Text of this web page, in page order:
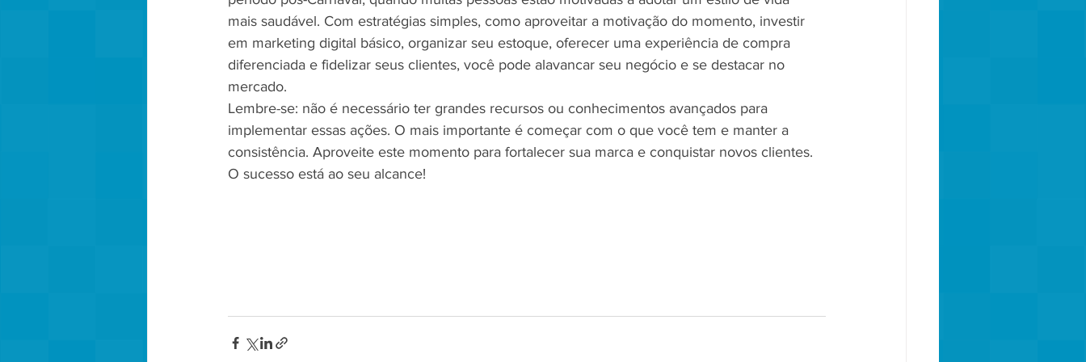
mais saudável. Com estratégias simples, como aproveitar a motivação do momento, investir
em marketing digital básico, organizar seu estoque, oferecer uma experiência de compra
diferenciada e fidelizar seus clientes, você pode alavancar seu negócio e se destacar no
mercado.
Lembre-se: não é necessário ter grandes recursos ou conhecimentos avançados para
implementar essas ações. O mais importante é começar com o que você tem e manter a
consistência. Aproveite este momento para fortalecer sua marca e conquistar novos clientes.
O sucesso está ao seu alcance!